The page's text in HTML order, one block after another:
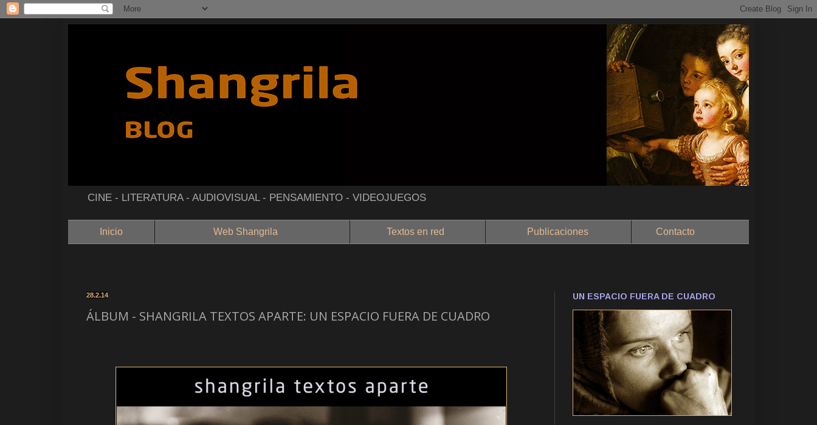
CINE - LITERATURA - AUDIOVISUAL - PENSAMIENTO - VIDEOJUEGOS
Inicio Web Shangrila Textos en red Publicaciones Contacto
28.2.14
ÁLBUM - SHANGRILA TEXTOS APARTE: UN ESPACIO FUERA DE CUADRO
UN ESPACIO FUERA DE CUADRO